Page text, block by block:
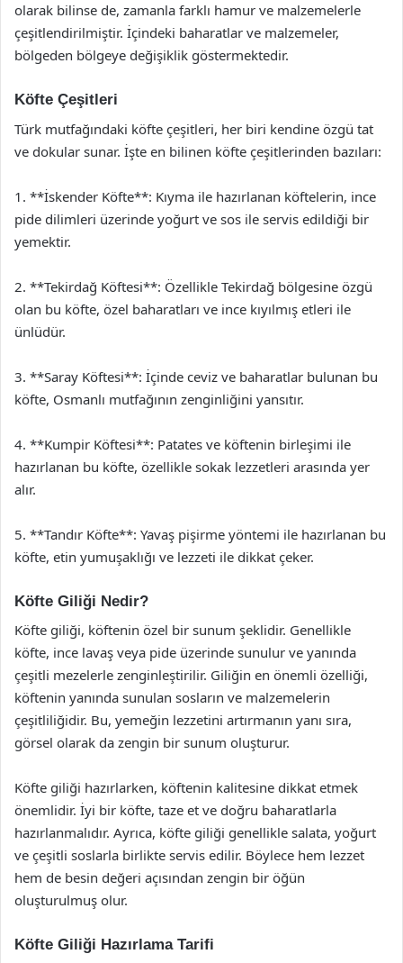
olarak bilinse de, zamanla farklı hamur ve malzemelerle
çeşitlendirilmiştir. İçindeki baharatlar ve malzemeler,
bölgeden bölgeye değişiklik göstermektedir.
Köfte Çeşitleri
Türk mutfağındaki köfte çeşitleri, her biri kendine özgü tat
ve dokular sunar. İşte en bilinen köfte çeşitlerinden bazıları:
1. **İskender Köfte**: Kıyma ile hazırlanan köftelerin, ince
pide dilimleri üzerinde yoğurt ve sos ile servis edildiği bir
yemektir.
2. **Tekirdağ Köftesi**: Özellikle Tekirdağ bölgesine özgü
olan bu köfte, özel baharatları ve ince kıyılmış etleri ile
ünlüdür.
3. **Saray Köftesi**: İçinde ceviz ve baharatlar bulunan bu
köfte, Osmanlı mutfağının zenginliğini yansıtır.
4. **Kumpir Köftesi**: Patates ve köftenin birleşimi ile
hazırlanan bu köfte, özellikle sokak lezzetleri arasında yer
alır.
5. **Tandır Köfte**: Yavaş pişirme yöntemi ile hazırlanan bu
köfte, etin yumuşaklığı ve lezzeti ile dikkat çeker.
Köfte Giliği Nedir?
Köfte giliği, köftenin özel bir sunum şeklidir. Genellikle
köfte, ince lavaş veya pide üzerinde sunulur ve yanında
çeşitli mezelerle zenginleştirilir. Giliğin en önemli özelliği,
köftenin yanında sunulan sosların ve malzemelerin
çeşitliliğidir. Bu, yemeğin lezzetini artırmanın yanı sıra,
görsel olarak da zengin bir sunum oluşturur.
Köfte giliği hazırlarken, köftenin kalitesine dikkat etmek
önemlidir. İyi bir köfte, taze et ve doğru baharatlarla
hazırlanmalıdır. Ayrıca, köfte giliği genellikle salata, yoğurt
ve çeşitli soslarla birlikte servis edilir. Böylece hem lezzet
hem de besin değeri açısından zengin bir öğün
oluşturulmuş olur.
Köfte Giliği Hazırlama Tarifi